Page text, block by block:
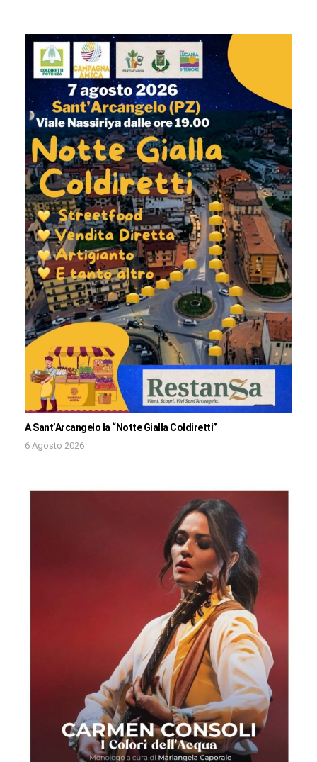
A Sant’Arcangelo la “Notte Gialla Coldiretti”
6 Agosto 2026